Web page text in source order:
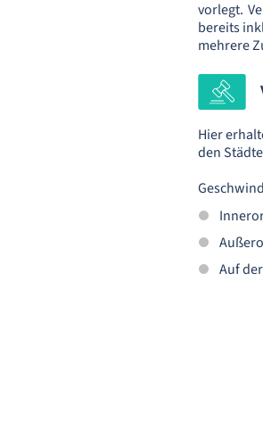
vorlegt.
bereits
mehrere
Hier
den
Auf